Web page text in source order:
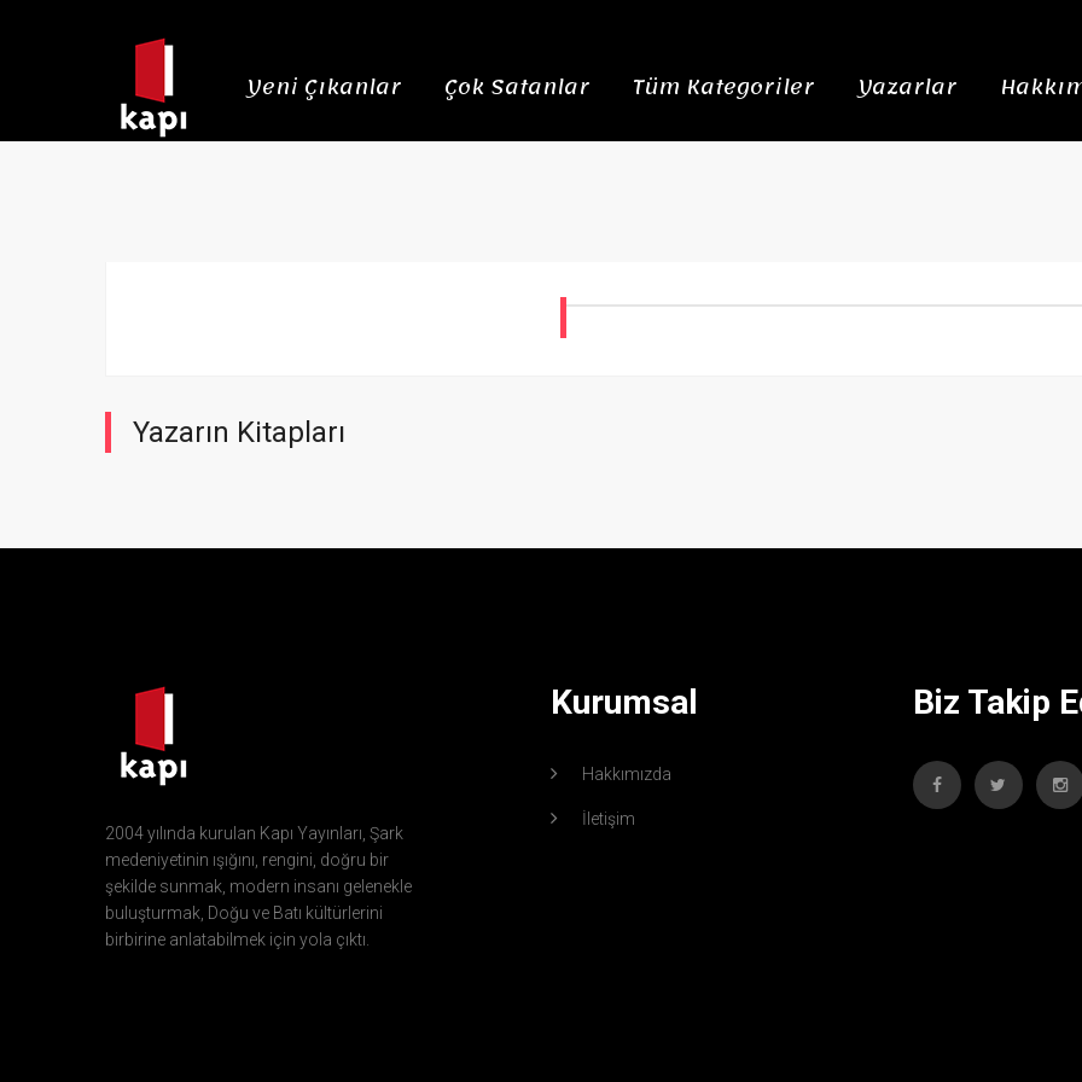
Yeni Çıkanlar Çok Satanlar Tüm Kategoriler Yazarlar
Yazarın Kitapları
2004 yılında kurulan Kapı Yayınları, Şark
medeniyetinin ışığını, rengini, doğru bir
şekilde sunmak, modern insanı gelenekle
buluşturmak, Doğu ve Batı kültürlerini
birbirine anlatabilmek için yola çıktı.
Kurumsal
Hakkımızda
İletişim
Biz Takip